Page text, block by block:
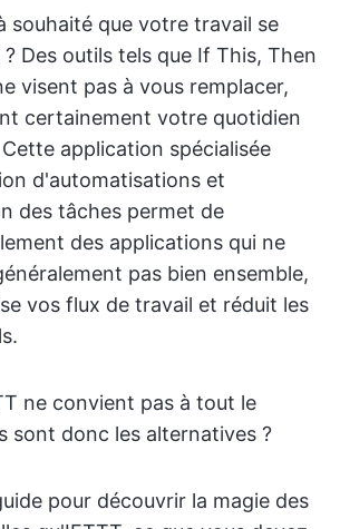
souhaité que votre travail se
Des outils tels que If This, Then
visent pas à vous remplacer,
certainement votre quotidien
application spécialisée
d'automatisations et
des tâches permet de
des applications qui ne
pas bien ensemble,
vos flux de travail et réduit les
ne convient pas à tout le
sont donc les alternatives ?
pour découvrir la magie des